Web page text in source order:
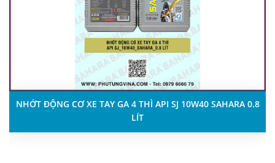
NHỚT ĐỘNG CƠ XE TAY GA 4 THÌ API SJ 10W40 SAHARA 0.8
LÍT